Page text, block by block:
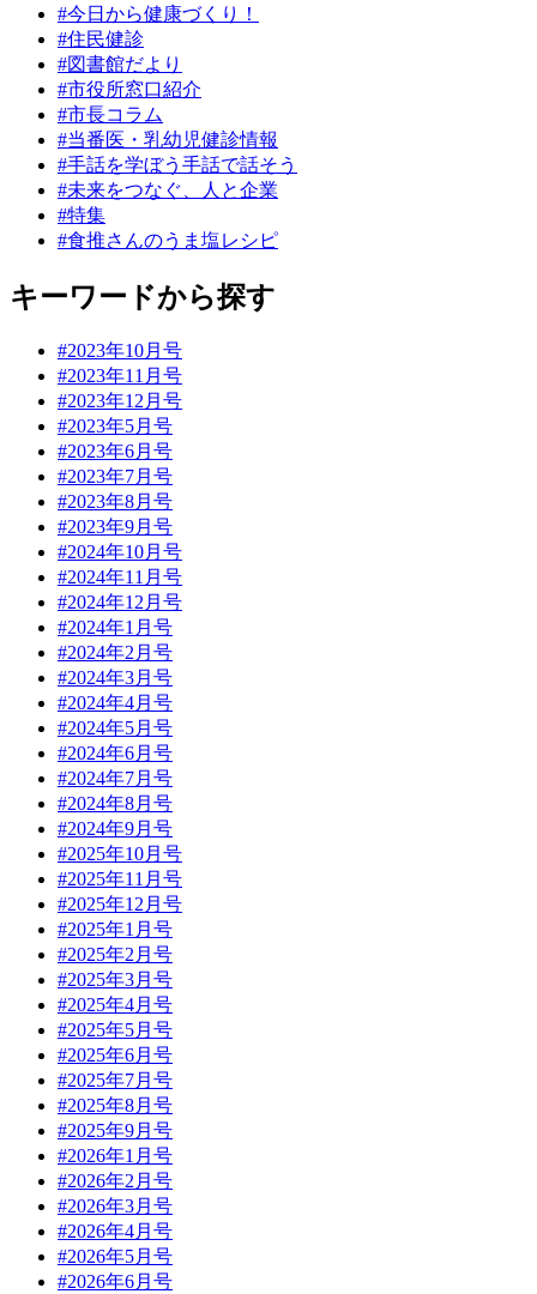
#今日から健康づくり！
#住民健診
#図書館だより
#市役所窓口紹介
#市長コラム
#当番医・乳幼児健診情報
#手話を学ぼう手話で話そう
#未来をつなぐ、人と企業
#特集
#食推さんのうま塩レシピ
キーワードから探す
#2023年10月号
#2023年11月号
#2023年12月号
#2023年5月号
#2023年6月号
#2023年7月号
#2023年8月号
#2023年9月号
#2024年10月号
#2024年11月号
#2024年12月号
#2024年1月号
#2024年2月号
#2024年3月号
#2024年4月号
#2024年5月号
#2024年6月号
#2024年7月号
#2024年8月号
#2024年9月号
#2025年10月号
#2025年11月号
#2025年12月号
#2025年1月号
#2025年2月号
#2025年3月号
#2025年4月号
#2025年5月号
#2025年6月号
#2025年7月号
#2025年8月号
#2025年9月号
#2026年1月号
#2026年2月号
#2026年3月号
#2026年4月号
#2026年5月号
#2026年6月号